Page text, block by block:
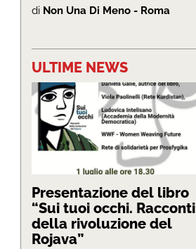
di Non Una Di Meno - Roma
ULTIME NEWS
Presentazione del libro
“Sui tuoi occhi. Racconti
della rivoluzione del
Rojava”